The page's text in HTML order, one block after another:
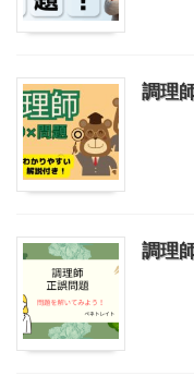
調理
調理